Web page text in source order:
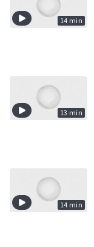
14 min
13 min
14 min